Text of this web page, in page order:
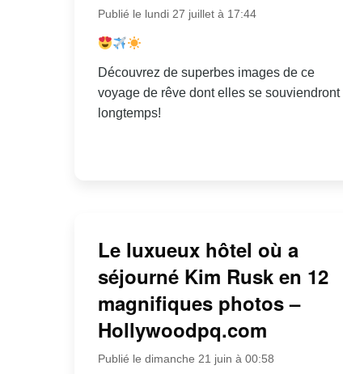
Publié le lundi 27 juillet à 17:44
Découvrez de superbes images de ce
voyage de rêve dont elles se souviendront
longtemps!
Le luxueux hôtel où a
séjourné Kim Rusk en 12
magnifiques photos –
Hollywoodpq.com
Publié le dimanche 21 juin à 00:58